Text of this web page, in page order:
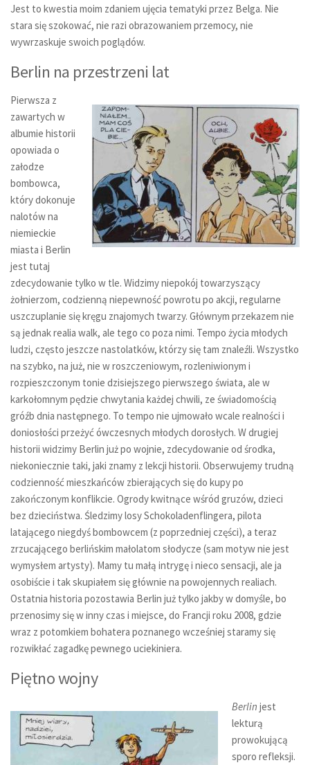
Jest to kwestia moim zdaniem ujęcia tematyki przez Belga. Nie
stara się szokować, nie razi obrazowaniem przemocy, nie
wywrzaskuje swoich poglądów.
Berlin na przestrzeni lat
Pierwsza z
zawartych w
albumie historii
opowiada o
załodze
bombowca,
który dokonuje
nalotów na
niemieckie
miasta i Berlin
jest tutaj
zdecydowanie tylko w tle. Widzimy niepokój towarzyszący
żołnierzom, codzienną niepewność powrotu po akcji, regularne
uszczuplanie się kręgu znajomych twarzy. Głównym przekazem nie
są jednak realia walk, ale tego co poza nimi. Tempo życia młodych
ludzi, często jeszcze nastolatków, którzy się tam znaleźli. Wszystko
na szybko, na już, nie w roszczeniowym, rozleniwionym i
rozpieszczonym tonie dzisiejszego pierwszego świata, ale w
karkołomnym pędzie chwytania każdej chwili, ze świadomością
gróźb dnia następnego. To tempo nie ujmowało wcale realności i
doniosłości przeżyć ówczesnych młodych dorosłych. W drugiej
historii widzimy Berlin już po wojnie, zdecydowanie od środka,
niekoniecznie taki, jaki znamy z lekcji historii. Obserwujemy trudną
codzienność mieszkańców zbierających się do kupy po
zakończonym konflikcie. Ogrody kwitnące wśród gruzów, dzieci
bez dzieciństwa. Śledzimy losy Schokoladenflingera, pilota
latającego niegdyś bombowcem (z poprzedniej części), a teraz
zrzucającego berlińskim małolatom słodycze (sam motyw nie jest
wymysłem artysty). Mamy tu małą intrygę i nieco sensacji, ale ja
osobiście i tak skupiałem się głównie na powojennych realiach.
Ostatnia historia pozostawia Berlin już tylko jakby w domyśle, bo
przenosimy się w inny czas i miejsce, do Francji roku 2008, gdzie
wraz z potomkiem bohatera poznanego wcześniej staramy się
rozwikłać zagadkę pewnego uciekiniera.
Piętno wojny
Berlin jest
lekturą
prowokującą
sporo refleksji.